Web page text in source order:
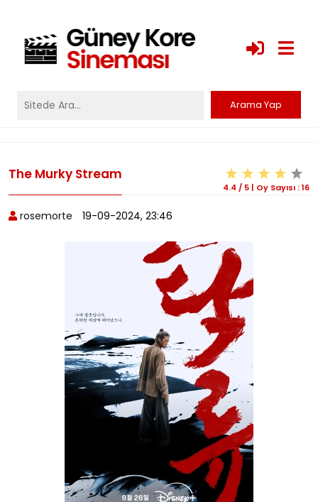
The Murky Stream
4.4 / 5 | Oy Sayısı :16
rosemorte 19-09-2024, 23:46